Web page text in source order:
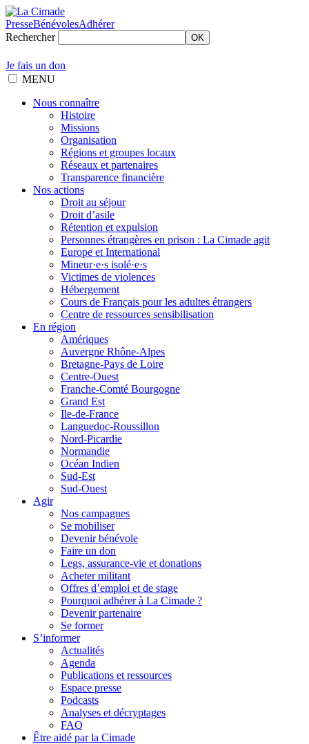
PresseBénévolesAdhérer
Rechercher
OK
Je fais un don
MENU
Nous connaître
Histoire
Missions
Organisation
Régions et groupes locaux
Réseaux et partenaires
Transparence financière
Nos actions
Droit au séjour
Droit d’asile
Rétention et expulsion
Personnes étrangères en prison : La Cimade agit
Europe et International
Mineur·e·s isolé·e·s
Victimes de violences
Hébergement
Cours de Français pour les adultes étrangers
Centre de ressources sensibilisation
En région
Amériques
Auvergne Rhône-Alpes
Bretagne-Pays de Loire
Centre-Ouest
Franche-Comté Bourgogne
Grand Est
Ile-de-France
Languedoc-Roussillon
Nord-Picardie
Normandie
Océan Indien
Sud-Est
Sud-Ouest
Agir
Nos campagnes
Se mobiliser
Devenir bénévole
Faire un don
Legs, assurance-vie et donations
Acheter militant
Offres d’emploi et de stage
Pourquoi adhérer à La Cimade ?
Devenir partenaire
Se former
S’informer
Actualités
Agenda
Publications et ressources
Espace presse
Podcasts
Analyses et décryptages
FAQ
Être aidé par la Cimade